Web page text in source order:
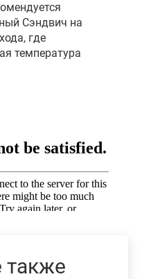
Сэндвич на
где
температура
также